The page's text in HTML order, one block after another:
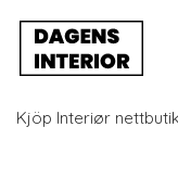
Kjöp Interiør